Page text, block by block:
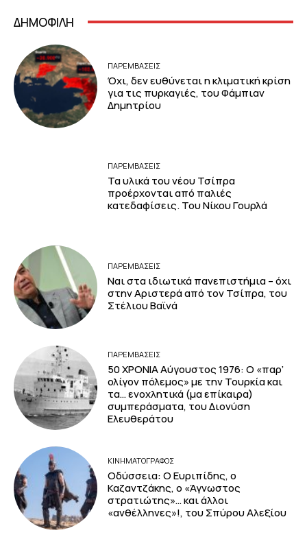
ΔΗΜΟΦΙΛΗ
ΠΑΡΕΜΒΑΣΕΙΣ
Όχι, δεν ευθύνεται η κλιματική κρίση
για τις πυρκαγιές, του Φάμπιαν
Δημητρίου
ΠΑΡΕΜΒΑΣΕΙΣ
Τα υλικά του νέου Τσίπρα
προέρχονται από παλιές
κατεδαφίσεις. Του Νίκου Γουρλά
ΠΑΡΕΜΒΑΣΕΙΣ
Ναι στα ιδιωτικά πανεπιστήμια – όχι
στην Αριστερά από τον Τσίπρα, του
Στέλιου Βαϊνά
ΠΑΡΕΜΒΑΣΕΙΣ
50 ΧΡΟΝΙΑ Αύγουστος 1976: Ο «παρ’
ολίγον πόλεμος» με την Τουρκία και
τα… ενοχλητικά (μα επίκαιρα)
συμπεράσματα, του Διονύση
Ελευθεράτου
ΚΙΝΗΜΑΤΟΓΡΆΦΟΣ
Οδύσσεια: Ο Ευριπίδης, ο
Καζαντζάκης, ο «Άγνωστος
στρατιώτης»… και άλλοι
«ανθέλληνες»!, του Σπύρου Αλεξίου